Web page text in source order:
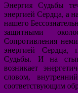
Энергия Судьбы
энергией Сердца, а
нашего
защитными
Сопротивления
энергией Сердца,
Судьбы. И на
возникает
словом,
соответствующим